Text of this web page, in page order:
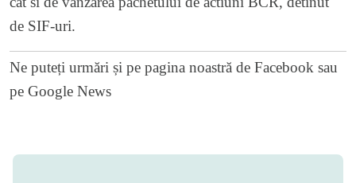
de SIF-uri.
Ne puteți urmări și pe pagina noastră de Facebook sau
pe Google News